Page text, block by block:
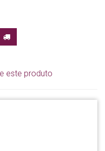
este produto